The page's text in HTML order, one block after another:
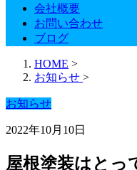
会社概要
お問い合わせ
ブログ
HOME >
お知らせ >
お知らせ
2022年10月10日
屋根塗装はとっ